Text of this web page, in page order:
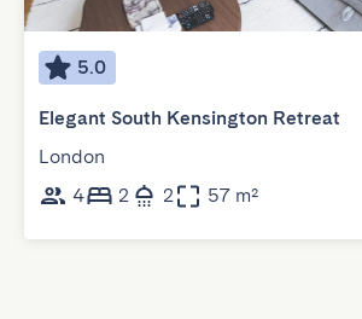
5.0
Elegant South Kensington Retreat
London
4
2 2 57 m²